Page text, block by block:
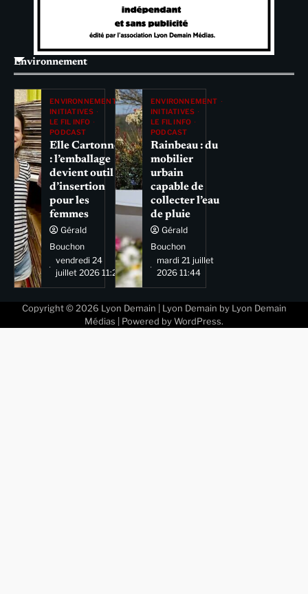
Environnement
ENVIRONNEMENT
INITIATIVES
LE FIL INFO
PODCAST
Elle Cartonne
: l’emballage
devient outil
d’insertion
pour les
femmes
Gérald
Bouchon
vendredi 24
juillet 2026 11:29
ENVIRONNEMENT
INITIATIVES
LE FIL INFO
PODCAST
Rainbeau : du
mobilier
urbain
capable de
collecter l’eau
de pluie
Gérald
Bouchon
mardi 21 juillet
2026 11:44
Copyright © 2026 Lyon Demain | Lyon Demain by Lyon Demain
Médias | Powered by WordPress.